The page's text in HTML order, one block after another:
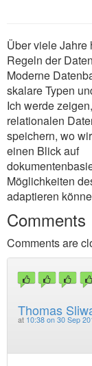
Über viele Jahre
Regeln der
Moderne
skalare Typen
Ich werde
relationalen
speichern, wo
einen Blick auf
Möglichkeiten
adaptieren
Comments
Comments are
Thomas
at 10:38 on 30 Sep